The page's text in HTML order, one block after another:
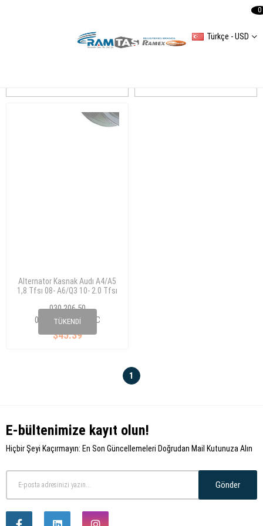
Türkçe - USD
0
TÜKENDI
Alternator Kasnak Audı A4/A5
1,8 Tfsı 08- A6/Q3 10- 2.0 Tfsı
030 206 50
$45.39
06H 903 119 A/B/C
1
E-bültenimize kayıt olun!
Hiçbir Şeyi Kaçırmayın: En Son Güncellemeleri Doğrudan Mail Kutunuza Alın
Gönder